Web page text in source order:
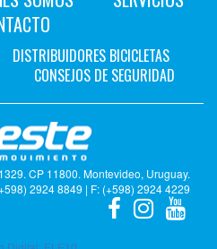
DISTRIBUIDORES BICICLETAS
CONSEJOS DE SEGURIDAD
CP 11800. Montevideo, Uruguay.
2924 8849 | F: (+598) 2924 4229